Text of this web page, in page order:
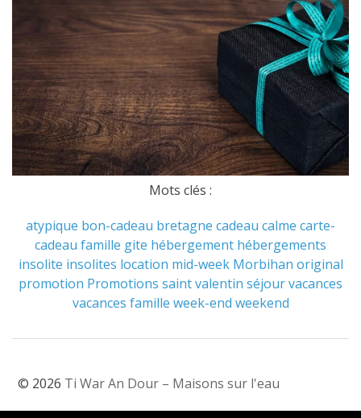
Mots clés :
atypique bon-cadeau bretagne cadeau calme carte-
cadeau famille gite hébergement hébergements
insolite insolites location mid-week Morbihan original
promotion Promotions saint valentin séjourvacances
vacances famille week-end weekend
© 2026 Ti War An Dour – Maisons sur l'eau